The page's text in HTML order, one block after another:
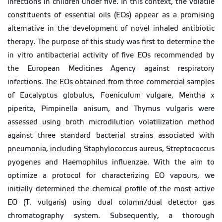
constituents of essential oils (EOs) appear as a promising
alternative in the development of novel inhaled antibiotic
therapy. The purpose of this study was first to determine the
in vitro antibacterial activity of five EOs recommended by
the European Medicines Agency against respiratory
infections. The EOs obtained from three commercial samples
of Eucalyptus globulus, Foeniculum vulgare, Mentha x
piperita, Pimpinella anisum, and Thymus vulgaris were
assessed using broth microdilution volatilization method
against three standard bacterial strains associated with
pneumonia, including Staphylococcus aureus, Streptococcus
pyogenes and Haemophilus influenzae. With the aim to
optimize a protocol for characterizing EO vapours, we
initially determined the chemical profile of the most active
EO (T. vulgaris) using dual column/dual detector gas
chromatography system. Subsequently, a thorough